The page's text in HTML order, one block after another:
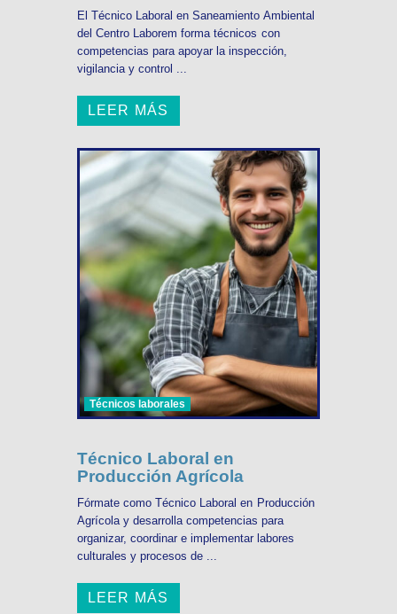
El Técnico Laboral en Saneamiento Ambiental
del Centro Laborem forma técnicos con
competencias para apoyar la inspección,
vigilancia y control ...
LEER MÁS
Técnicos laborales
Técnico Laboral en
Producción Agrícola
Fórmate como Técnico Laboral en Producción
Agrícola y desarrolla competencias para
organizar, coordinar e implementar labores
culturales y procesos de ...
LEER MÁS